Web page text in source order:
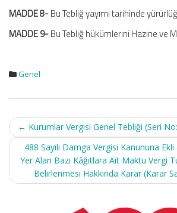
MADDE 8-Bu Tebliğ yayımı tarihinde
MADDE 9-Bu Tebliğ hükümlerini Hazine ve
Genel
Post
navigation
← Kurumlar Vergisi Genel Tebliği (Seri
488 Sayılı Damga Vergisi Kanununa Ekli
Yer Alan Bazı Kâğıtlara Ait Maktu Vergi
Belirlenmesi Hakkında Karar (Karar